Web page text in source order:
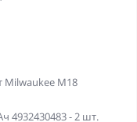
Milwaukee M18
4932430483 - 2 шт.